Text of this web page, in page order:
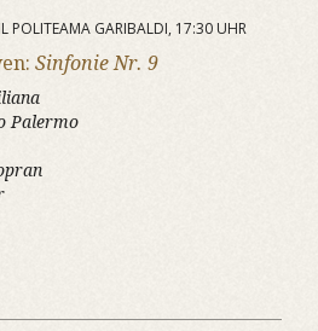
POLITEAMA GARIBALDI, 17:30 UHR
Sinfonie Nr. 9
Palermo